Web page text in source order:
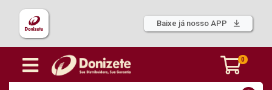
Baixe já nosso APP
0